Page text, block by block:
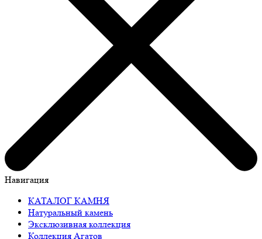
Навигация
КАТАЛОГ КАМНЯ
Натуральный камень
Эксклюзивная коллекция
Коллекция Агатов